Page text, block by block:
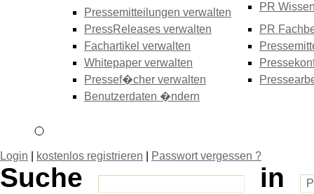
Pressemitteilungen verwalten
PressReleases verwalten
Fachartikel verwalten
Whitepaper verwalten
Pressef�cher verwalten
Benutzerdaten �ndern
PR
PR
Login kostenlos registrieren Passwort vergessen ?
Suche
in